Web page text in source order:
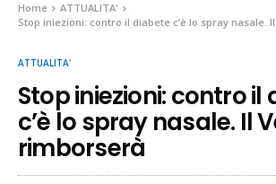
Home
ATTUALITA'
Stop iniezioni: contro il diabete c’è lo spray nasale.
ATTUALITA'
Stop iniezioni: contro il
c’è lo spray nasale. Il
rimborserà